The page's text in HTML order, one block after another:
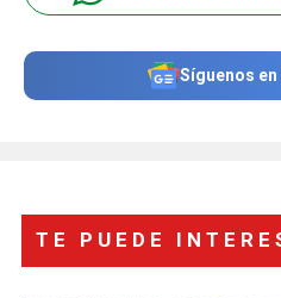
Síguenos en
TE PUEDE